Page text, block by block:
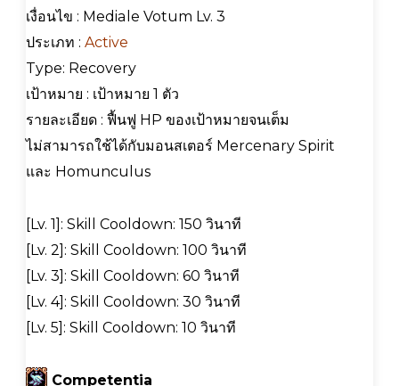
เงื่อนไข : Mediale Votum Lv. 3
ประเภท : Active
Type: Recovery
เป้าหมาย : เป้าหมาย 1 ตัว
รายละเอียด : ฟื้นฟู HP ของเป้าหมายจนเต็ม
ไม่สามารถใช้ได้กับมอนสเตอร์ Mercenary Spirit
และ Homunculus
[Lv. 1]: Skill Cooldown: 150 วินาที
[Lv. 2]: Skill Cooldown: 100 วินาที
[Lv. 3]: Skill Cooldown: 60 วินาที
[Lv. 4]: Skill Cooldown: 30 วินาที
[Lv. 5]: Skill Cooldown: 10 วินาที
Competentia